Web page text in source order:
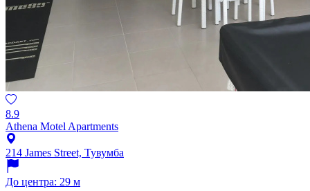
8.9
Athena Motel Apartments
214 James Street, Тувумба
До центра: 29 м